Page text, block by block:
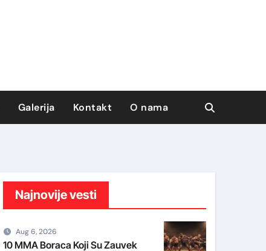
Galerija Kontakt O nama
Najnovije vesti
Aug 6, 2026
10 MMA Boraca Koji Su Zauvek